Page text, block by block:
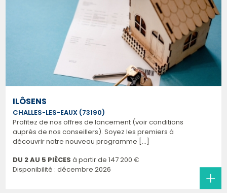
ILÔSENS
CHALLES-LES-EAUX (73190)
Profitez de nos offres de lancement (voir conditions
auprès de nos conseillers). Soyez les premiers à
découvrir notre nouveau programme [...]
DU 2 AU 5 PIÈCES à partir de 147 200 €
Disponibilité : décembre 2026